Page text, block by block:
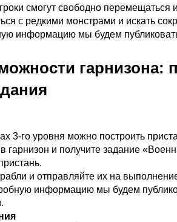
смогут свободно перемещаться
с редкими монстрами и искать
информацию мы будем
гарнизона:
3-го уровня можно построить
гарнизон и получите задание
и отправляйте их на
информацию мы будем